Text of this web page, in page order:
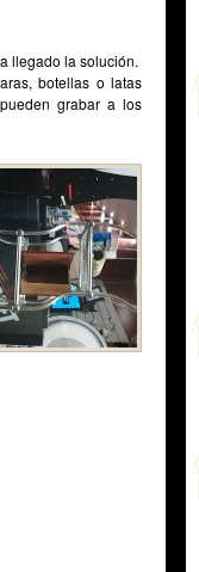
llegado la solución.
botellas o latas
grabar a los